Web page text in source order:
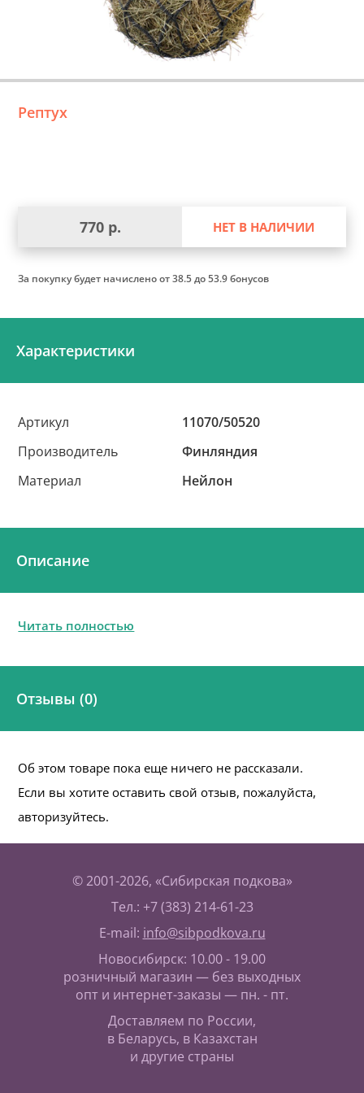
Рептух
770 р. НЕТ В НАЛИЧИИ
За покупку будет начисленоот 38.5 до 53.9 бонусов
Характеристики
Артикул
11070/50520
Производитель
Финляндия
Материал
Нейлон
Описание
Читать полностью
Отзывы (0)
Об этом товаре пока еще ничего не рассказали.
Если вы хотите оставить свой отзыв, пожалуйста,
авторизуйтесь.
© 2001-2026, «Сибирская подкова»
Тел.: +7 (383) 214-61-23
E-mail: info@sibpodkova.ru
Новосибирск: 10.00 - 19.00
розничный магазин — без выходных
опт и интернет-заказы — пн. - пт.
Доставляем по России,
в Беларусь, в Казахстан
и другие страны